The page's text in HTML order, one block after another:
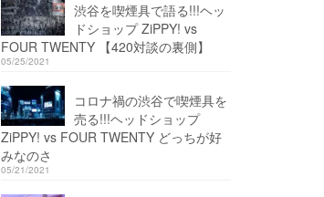
渋谷を喫煙具で語る!!!ヘッ
ドショップ ZiPPY! vs
FOUR TWENTY 【420対談の裏側】
05/25/2021
コロナ禍の渋谷で喫煙具を
売る!!!ヘッドショップ
ZiPPY! vs FOUR TWENTY どっちが好
みなのさ
05/21/2021